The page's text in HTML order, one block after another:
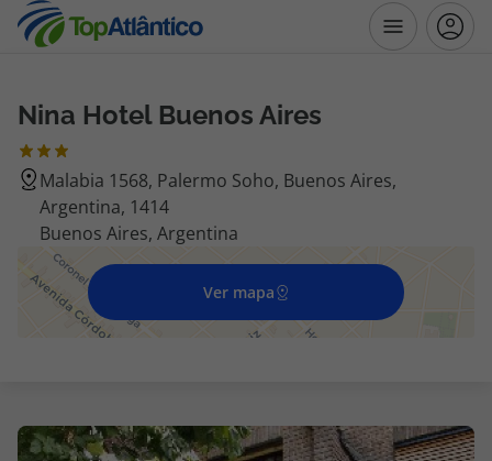
Destinos
Voos
Hotéis
Voos + Hotel
Nina Hotel Buenos Aires
Malabia 1568, Palermo Soho, Buenos Aires,
Argentina, 1414
Buenos Aires, Argentina
Ver mapa